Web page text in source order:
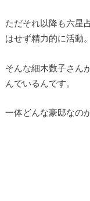
ただそれ以降も六星
はせず精力的に活動。
そんな細木数子さん
んでいるんです。
一体どんな豪邸なの